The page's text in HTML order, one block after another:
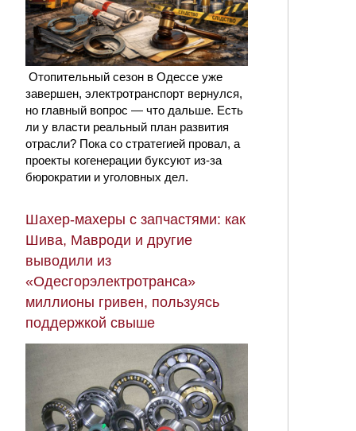
Отопительный сезон в Одессе уже
завершен, электротранспорт вернулся,
но главный вопрос — что дальше. Есть
ли у власти реальный план развития
отрасли? Пока со стратегией провал, а
проекты когенерации буксуют из-за
бюрократии и уголовных дел.
Шахер-махеры с запчастями: как
Шива, Мавроди и другие
выводили из
«Одесгорэлектротранса»
миллионы гривен, пользуясь
поддержкой свыше